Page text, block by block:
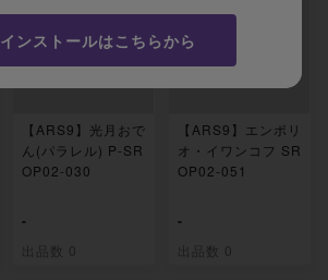
【ARS9】光月おで
ん(パラレル) P-SR
OP02-030
-
出品数 0
【ARS9】エンポリ
オ・イワンコフ SR
OP02-051
-
出品数 0
インストールはこちらから